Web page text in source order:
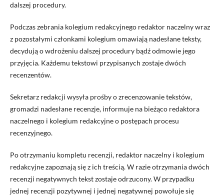
dalszej procedury.
Podczas zebrania kolegium redakcyjnego redaktor naczelny wraz
z pozostałymi członkami kolegium omawiają nadesłane teksty,
decydują o wdrożeniu dalszej procedury bądź odmowie jego
przyjęcia. Każdemu tekstowi przypisanych zostaje dwóch
recenzentów.
Sekretarz redakcji wysyła prośby o zrecenzowanie tekstów,
gromadzi nadesłane recenzje, informuje na bieżąco redaktora
naczelnego i kolegium redakcyjne o postępach procesu
recenzyjnego.
Po otrzymaniu kompletu recenzji, redaktor naczelny i kolegium
redakcyjne zapoznają się z ich treścią. W razie otrzymania dwóch
recenzji negatywnych tekst zostaje odrzucony. W przypadku
jednej recenzji pozytywnej i jednej negatywnej powołuje się